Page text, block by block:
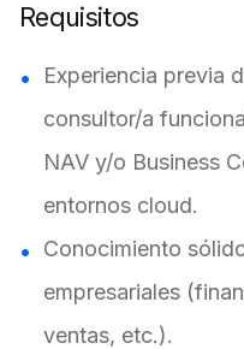
Requisitos
Experiencia previa
consultor/a
NAV y/o Business
entornos cloud.
Conocimiento
empresariales
ventas, etc.).